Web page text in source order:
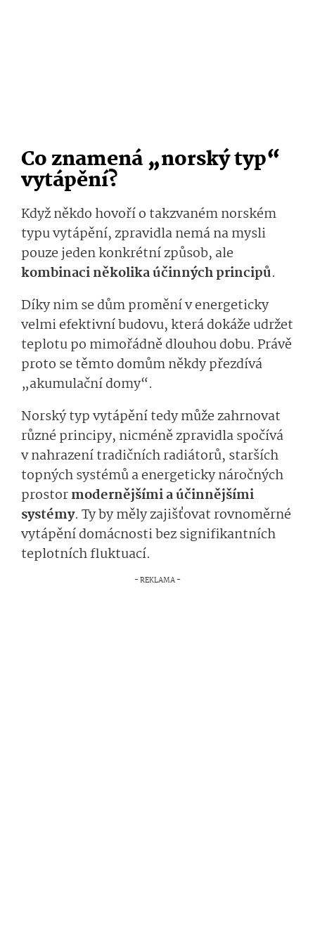
Co znamená „norský typ“
vytápění?
Když někdo hovoří o takzvaném norském
typu vytápění, zpravidla nemá na mysli
pouze jeden konkrétní způsob, ale
kombinaci několika účinných principů.
Díky nim se dům promění v energeticky
velmi efektivní budovu, která dokáže udržet
teplotu po mimořádně dlouhou dobu. Právě
proto se těmto domům někdy přezdívá
„akumulační domy“.
Norský typ vytápění tedy může zahrnovat
různé principy, nicméně zpravidla spočívá
v nahrazení tradičních radiátorů, starších
topných systémů a energeticky náročných
prostormodernějšími a účinnějšími
systémy. Ty by měly zajišťovat rovnoměrné
vytápění domácnosti bez signifikantních
teplotních fluktuací.